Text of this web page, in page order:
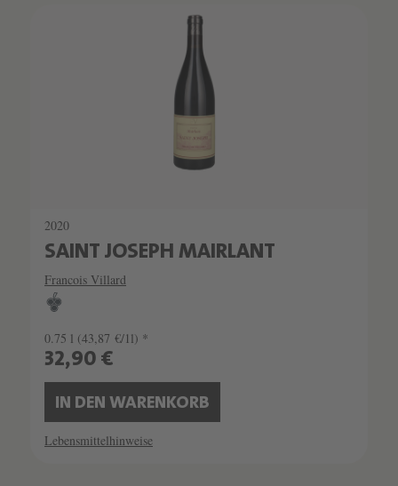
2020
SAINT JOSEPH MAIRLANT
Francois Villard
0.75 l (43,87 €/1l) *
32,90 €
IN DEN WARENKORB
Lebensmittelhinweise